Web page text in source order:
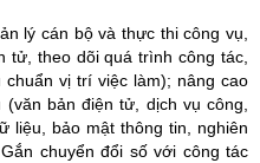
lý cán bộ và thực thi công vụ,
tử, theo dõi quá trình công tác,
vị trí việc làm); nâng cao
bản điện tử, dịch vụ công,
liệu, bảo mật thông tin, nghiên
chuyển đổi số với công tác